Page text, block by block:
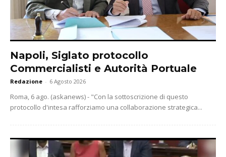
Napoli, Siglato protocollo
Commercialisti e Autorità Portuale
Redazione - 6 Agosto 2026
Roma, 6 ago. (askanews) - "Con la sottoscrizione di questo
protocollo d'intesa rafforziamo una collaborazione strategica...